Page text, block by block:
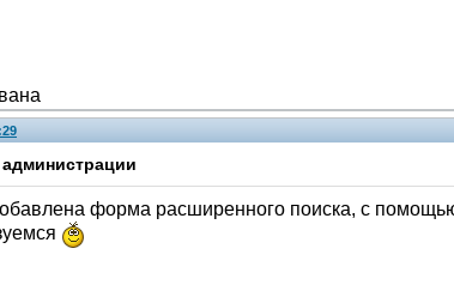
форма расширенного поиска, с